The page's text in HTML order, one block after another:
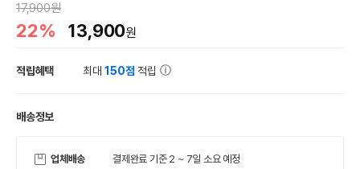
17,900원
22% 13,900원
적립혜택 최대150점 적립
배송정보
업체배송 결제완료 기준 2 ~ 7일 소요 예정